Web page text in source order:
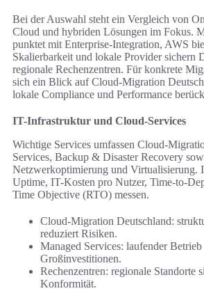
Bei der Auswahl steht ein Vergleich von
Cloud und hybriden Lösungen im Fokus.
punktet mit Enterprise-Integration, AWS
Skalierbarkeit und lokale Provider sichern
regionale Rechenzentren. Für konkrete
sich ein Blick auf Cloud-Migration
lokale Compliance und Performance
IT-Infrastruktur und Cloud-Services
Wichtige Services umfassen Cloud-
Services, Backup & Disaster Recovery
Netzwerkoptimierung und Virtualisierung.
Uptime, IT-Kosten pro Nutzer, Time-to-
Time Objective (RTO) messen.
Cloud-Migration Deutschland:
reduziert Risiken.
Managed Services: laufender
Großinvestitionen.
Rechenzentren: regionale Standorte
Konformität.